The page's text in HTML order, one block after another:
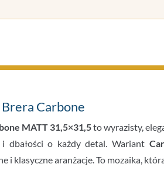
Carbone
MATT 31,5×31,5to wyrazisty,
i dbałości o każdy detal. Wariant
i klasyczne aranżacje. To mozaika,